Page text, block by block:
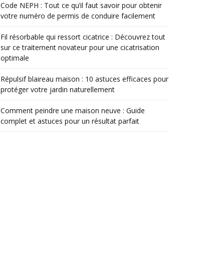
Code NEPH : Tout ce qu’il faut savoir pour obtenir
votre numéro de permis de conduire facilement
Fil résorbable qui ressort cicatrice : Découvrez tout
sur ce traitement novateur pour une cicatrisation
optimale
Répulsif blaireau maison : 10 astuces efficaces pour
protéger votre jardin naturellement
Comment peindre une maison neuve : Guide
complet et astuces pour un résultat parfait